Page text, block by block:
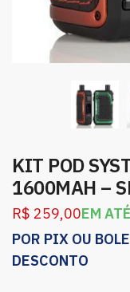
KIT POD
1600MAH –
R$ 259,00EM
POR PIX OU
DESCONTO